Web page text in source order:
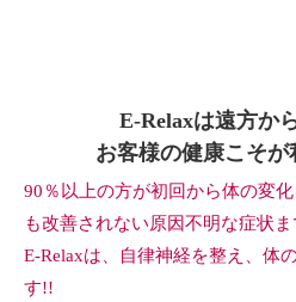
E-Relaxは遠方か
お客様の健康こそが
90％以上の方が初回から体の変
も改善されない原因不明な症状ま
E-Relaxは、自律神経を整え、体
す!!